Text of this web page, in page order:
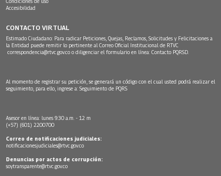
Accesibilidad
CONTACTO VIRTUAL
Estimado Ciudadano: Para radicar Peticiones, Quejas, Reclamos, Solicitudes y Felicitaciones a
la Entidad puede remitir lo pertinente al Correo Oficial Institucional de RTVC
correspondencia@rtvc.gov.co o diligenciar el formulario en línea: Contacto PQRSD.
Al momento de registrar su petición, se generará un código con el cual usted podrá realizar el
seguimiento, para ello, ingrese a: Seguimiento de PQRS
Asesor en línea: lunes 9:30 a.m. - 12 m
(+57) (601) 2200700
Correo de notificaciones judiciales:
notificacionesjudiciales@rtvc.gov.co
Denuncias por actos de corrupción:
soytransparente@rtvc.gov.co